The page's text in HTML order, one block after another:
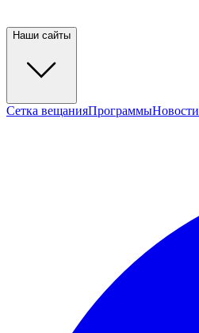
Наши сайты
Сетка вещанияПрограммыНовости